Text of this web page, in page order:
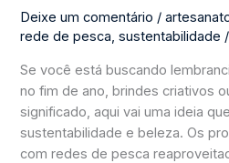
Deixe um comentário /
rede de pesca,sustentabilidade
Se você está buscando
no fim de ano, brindes criativos
significado, aqui vai uma ideia
sustentabilidade e beleza. Os
com redes de pesca